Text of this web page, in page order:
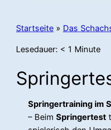
Startseite » Das
Lesedauer: < 1 Minute
Springertraining im
– Beim Springertest